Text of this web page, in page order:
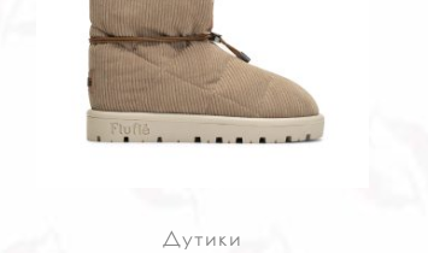
Дутики